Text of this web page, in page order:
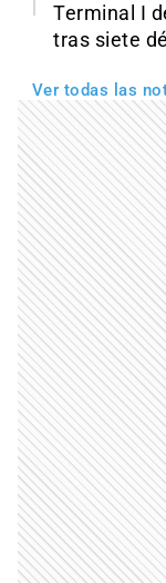
Terminal I
tras siete
Ver todas las